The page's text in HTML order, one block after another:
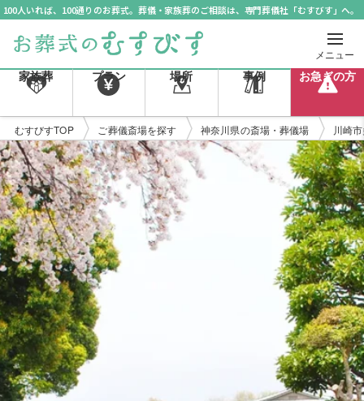
100人いれば、100通りのお葬式。葬儀・家族葬のご相談は、専門葬儀社「むすびす」へ。
メニュー
家族葬 プラン 場所 事例 お急ぎの方
むすびすTOP ご葬儀斎場を探す 神奈川県の斎場・葬儀場 川崎